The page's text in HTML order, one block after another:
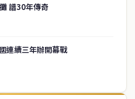
譜30年傳奇
連續三年辦開幕戰
於曼谷的中文新聞媒體，致力於